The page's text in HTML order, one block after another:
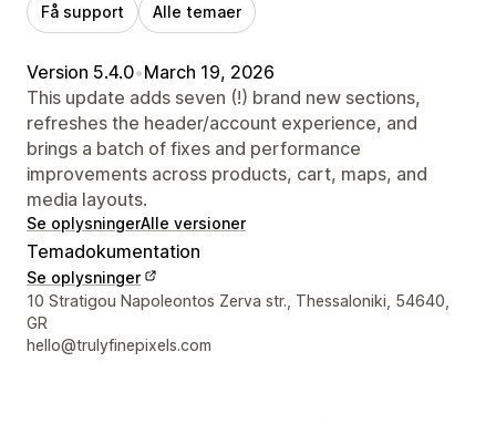
Få support Alle temaer
Version 5.4.0•March 19, 2026
This update adds seven (!) brand new sections,
refreshes the header/account experience, and
brings a batch of fixes and performance
improvements across products, cart, maps, and
media layouts.
Se oplysningerAlle versioner
Temadokumentation
Se oplysninger
Se kontaktoplysninger
10 Stratigou Napoleontos Zerva str., Thessaloniki, 54640,
GR
hello@trulyfinepixels.com